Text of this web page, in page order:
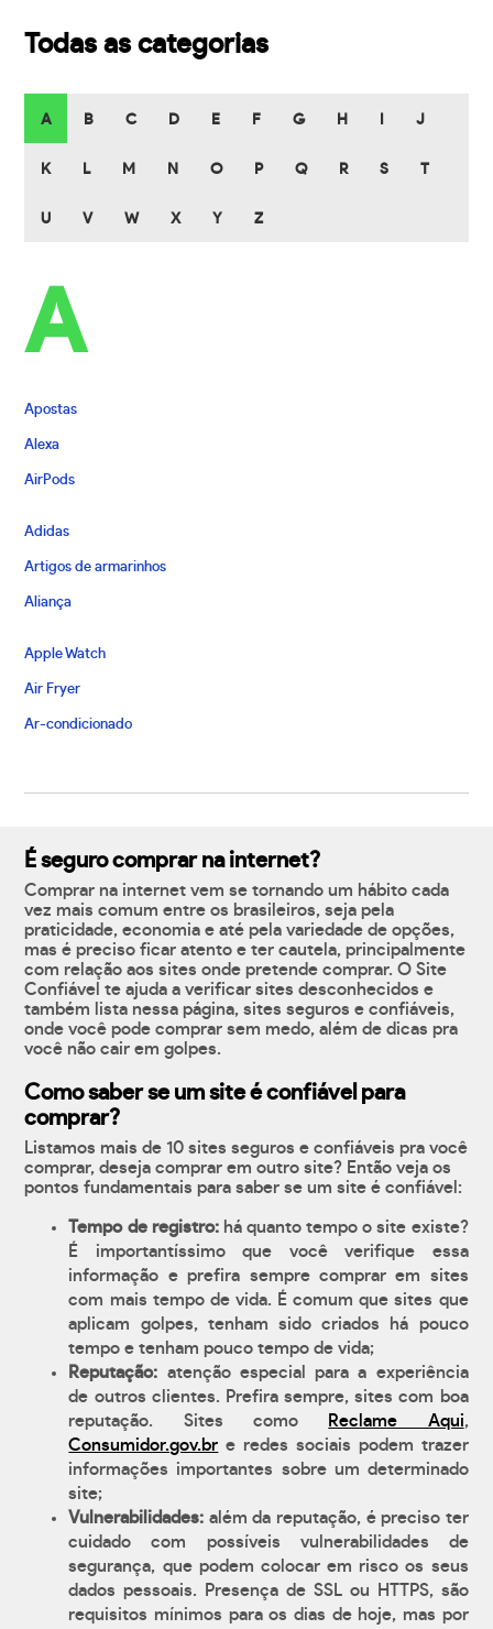
Todas as categorias
A B C D E F G H J
K L M N O P Q R S T
U V W X Y Z
A
Apostas
Alexa
AirPods
Adidas
Artigos de armarinhos
Aliança
Apple Watch
Air Fryer
Ar-condicionado
É seguro comprar na internet?
Comprar na internet vem se tornando um hábito cada
vez mais comum entre os brasileiros, seja pela
praticidade, economia e até pela variedade de opções,
mas é preciso ficar atento e ter cautela, principalmente
com relação aos sites onde pretende comprar. O Site
Confiável te ajuda a verificar sites desconhecidos e
também lista nessa página, sites seguros e confiáveis,
onde você pode comprar sem medo, além de dicas pra
você não cair em golpes.
Como saber se um site é confiável para
comprar?
Listamos mais de 10 sites seguros e confiáveis pra você
comprar, deseja comprar em outro site? Então veja os
pontos fundamentais para saber se um site é confiável:
Tempo de registro:há quanto tempo o site existe?
É importantíssimo que você verifique essa
informação e prefira sempre comprar em sites
com mais tempo de vida. É comum que sites que
aplicam golpes, tenham sido criados há pouco
tempo e tenham pouco tempo de vida;
Reputação: atenção especial para a experiência
de outros clientes. Prefira sempre, sites com boa
reputação. Sites como
Reclame Aqui,
Consumidor.gov.br e redes sociais podem trazer
informações importantes sobre um determinado
site;
Vulnerabilidades: além da reputação, é preciso ter
cuidado com possíveis vulnerabilidades de
segurança, que podem colocar em risco os seus
dados pessoais. Presença de SSL ou HTTPS, são
requisitos mínimos para os dias de hoje, mas por